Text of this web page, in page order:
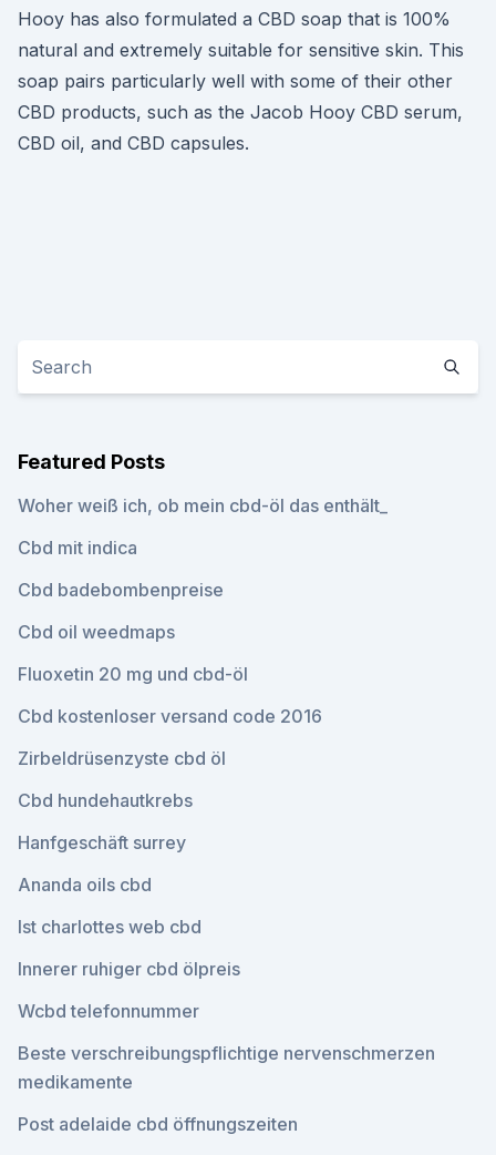
Hooy has also formulated a CBD soap that is 100%
natural and extremely suitable for sensitive skin. This
soap pairs particularly well with some of their other
CBD products, such as the Jacob Hooy CBD serum,
CBD oil, and CBD capsules.
Featured Posts
Woher weiß ich, ob mein cbd-öl das enthält_
Cbd mit indica
Cbd badebombenpreise
Cbd oil weedmaps
Fluoxetin 20 mg und cbd-öl
Cbd kostenloser versand code 2016
Zirbeldrüsenzyste cbd öl
Cbd hundehautkrebs
Hanfgeschäft surrey
Ananda oils cbd
Ist charlottes web cbd
Innerer ruhiger cbd ölpreis
Wcbd telefonnummer
Beste verschreibungspflichtige nervenschmerzen
medikamente
Post adelaide cbd öffnungszeiten